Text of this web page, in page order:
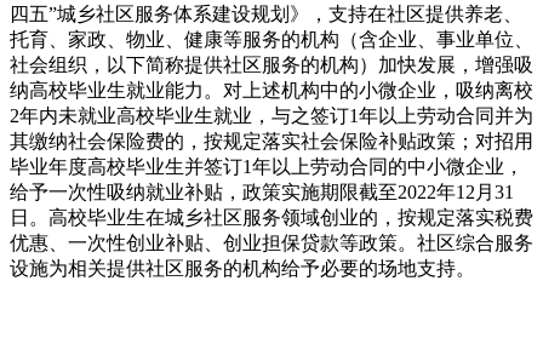
四五”城乡社区服务体系建设规划》，支持在社区提供养老、
托育、家政、物业、健康等服务的机构（含企业、事业单位、
社会组织，以下简称提供社区服务的机构）加快发展，增强吸
纳高校毕业生就业能力。对上述机构中的小微企业，吸纳离校
2年内未就业高校毕业生就业，与之签订1年以上劳动合同并为
其缴纳社会保险费的，按规定落实社会保险补贴政策；对招用
毕业年度高校毕业生并签订1年以上劳动合同的中小微企业，
给予一次性吸纳就业补贴，政策实施期限截至2022年12月31
日。高校毕业生在城乡社区服务领域创业的，按规定落实税费
优惠、一次性创业补贴、创业担保贷款等政策。社区综合服务
设施为相关提供社区服务的机构给予必要的场地支持。